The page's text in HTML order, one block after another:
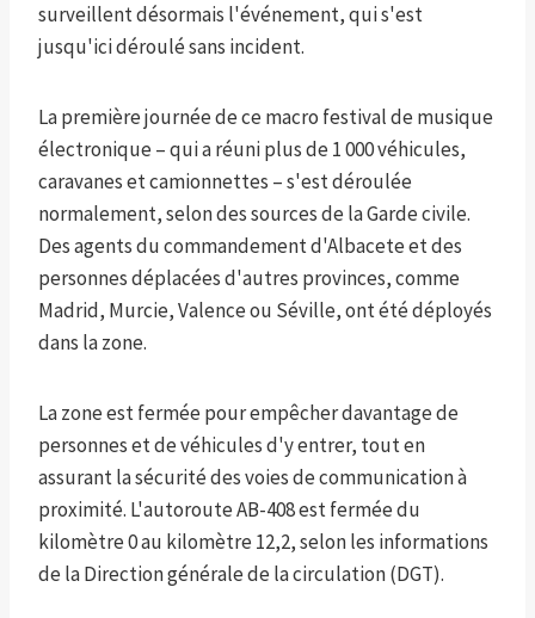
surveillent désormais l'événement, qui s'est
jusqu'ici déroulé sans incident.
La première journée de ce macro festival de musique
électronique – qui a réuni plus de 1 000 véhicules,
caravanes et camionnettes – s'est déroulée
normalement, selon des sources de la Garde civile.
Des agents du commandement d'Albacete et des
personnes déplacées d'autres provinces, comme
Madrid, Murcie, Valence ou Séville, ont été déployés
dans la zone.
La zone est fermée pour empêcher davantage de
personnes et de véhicules d'y entrer, tout en
assurant la sécurité des voies de communication à
proximité. L'autoroute AB-408 est fermée du
kilomètre 0 au kilomètre 12,2, selon les informations
de la Direction générale de la circulation (DGT).